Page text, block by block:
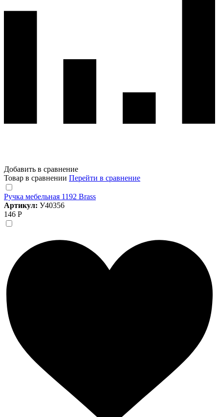
Добавить в сравнение
Товар в сравнении Перейти в сравнение
Ручка мебельная 1192 Brass
Артикул: У40356
146 Р